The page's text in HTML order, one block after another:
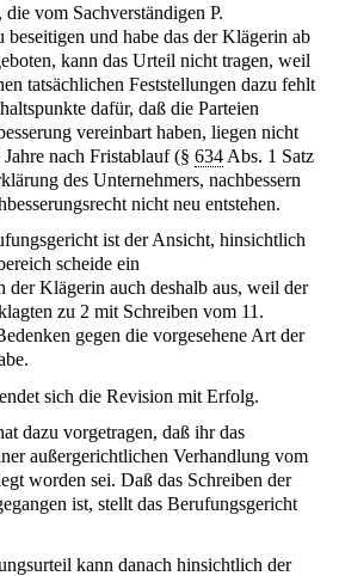
vom Sachverständigen P.
beseitigen und habe das der Klägerin ab
kann das Urteil nicht tragen, weil
tatsächlichen Feststellungen dazu fehlt
dafür, daß die Parteien
vereinbart haben, liegen nicht
nach Fristablauf (§ 634 Abs. 1 Satz
des Unternehmers, nachbessern
nicht neu entstehen.
ist der Ansicht, hinsichtlich
scheide ein
der Klägerin auch deshalb aus, weil der
zu 2 mit Schreiben vom 11.
gegen die vorgesehene Art der
sich die Revision mit Erfolg.
dazu vorgetragen, daß ihr das
außergerichtlichen Verhandlung vom
worden sei. Daß das Schreiben der
ist, stellt das Berufungsgericht
kann danach hinsichtlich der